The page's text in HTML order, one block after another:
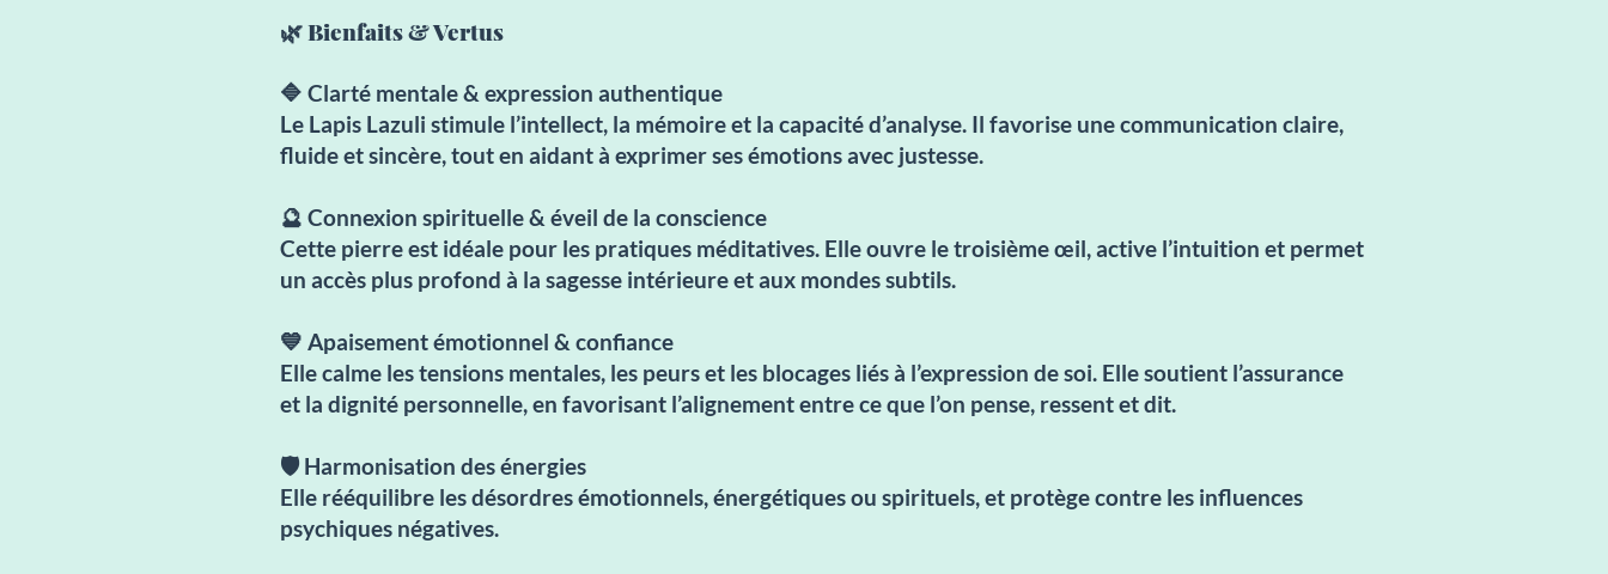
🌿 Bienfaits & Vertus
🔷 Clarté mentale & expression authentique
Le Lapis Lazuli stimule l’intellect, la mémoire et la capacité d’analyse. Il favorise une communication claire,
fluide et sincère, tout en aidant à exprimer ses émotions avec justesse.
🔮 Connexion spirituelle & éveil de la conscience
Cette pierre est idéale pour les pratiques méditatives. Elle ouvre le troisième œil, active l’intuition et permet
un accès plus profond à la sagesse intérieure et aux mondes subtils.
💙 Apaisement émotionnel & confiance
Elle calme les tensions mentales, les peurs et les blocages liés à l’expression de soi. Elle soutient l’assurance
et la dignité personnelle, en favorisant l’alignement entre ce que l’on pense, ressent et dit.
🛡️ Harmonisation des énergies
Elle rééquilibre les désordres émotionnels, énergétiques ou spirituels, et protège contre les influences
psychiques négatives.